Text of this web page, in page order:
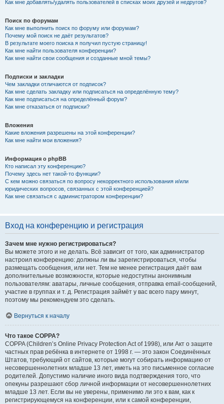
Как мне добавлять/удалять пользователей в списках моих друзей и недругов?
Поиск по форумам
Как мне выполнить поиск по форуму или форумам?
Почему мой поиск не даёт результатов?
В результате моего поиска я получил пустую страницу!
Как мне найти пользователя конференции?
Как мне найти свои сообщения и созданные мной темы?
Подписки и закладки
Чем закладки отличаются от подписок?
Как мне сделать закладку или подписаться на определённую тему?
Как мне подписаться на определённый форум?
Как мне отказаться от подписки?
Вложения
Какие вложения разрешены на этой конференции?
Как мне найти мои вложения?
Информация о phpBB
Кто написал эту конференцию?
Почему здесь нет такой-то функции?
С кем можно связаться по вопросу некорректного использования и/или
юридических вопросов, связанных с этой конференцией?
Как мне связаться с администратором конференции?
Вход на конференцию и регистрация
Зачем мне нужно регистрироваться?
Вы можете этого и не делать. Всё зависит от того, как администратор
настроил конференцию: должны ли вы зарегистрироваться, чтобы
размещать сообщения, или нет. Тем не менее регистрация даёт вам
дополнительные возможности, которые недоступны анонимным
пользователям: аватары, личные сообщения, отправка email-сообщений,
участие в группах и т. д. Регистрация займёт у вас всего пару минут,
поэтому мы рекомендуем это сделать.
Вернуться к началу
Что такое COPPA?
COPPA (Children’s Online Privacy Protection Act of 1998), или Акт о защите
частных прав ребёнка в интернете от 1998 г. — это закон Соединённых
Штатов, требующий от сайтов, которые могут собирать информацию от
несовершеннолетних младше 13 лет, иметь на это письменное согласие
родителей. Допустимо наличие иного вида подтверждения того, что
опекуны разрешают сбор личной информации от несовершеннолетних
младше 13 лет. Если вы не уверены, применимо ли это к вам, как к
регистрирующемуся на конференции, или к самой конференции,